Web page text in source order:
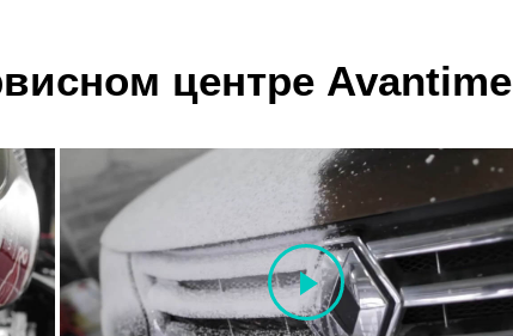
центре Avantime